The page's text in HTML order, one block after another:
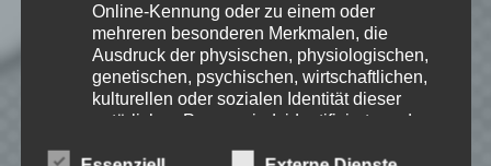
EmKa
Ich bin leidenschaftlicher
Gamer und schaue mir
eigentlich alles Neue an.
Jedes Spiel hat seine faire
jemandem das Hobby Videospielen näher
Online-Kennung oder zu einem oder
mehreren besonderen Merkmalen, die
Ausdruck der physischen, physiologischen,
genetischen, psychischen, wirtschaftlichen,
kulturellen oder sozialen Identität dieser
natürlichen Person sind, identifiziert werden